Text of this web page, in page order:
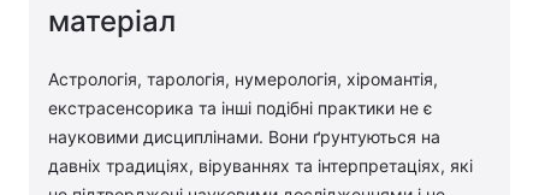
Цікавинки Погода
Екологія Регіони
матеріал
Астрологія, тарологія, нумерологія, хіромантія,
екстрасенсорика та інші подібні практики не є
науковими дисциплінами. Вони ґрунтуються на
давніх традиціях, віруваннях та інтерпретаціях, які